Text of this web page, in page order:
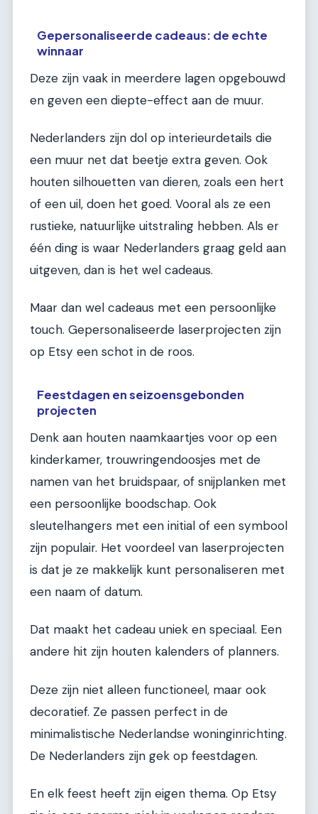
Gepersonaliseerde cadeaus: de echte
winnaar
Deze zijn vaak in meerdere lagen opgebouwd
en geven een diepte-effect aan de muur.
Nederlanders zijn dol op interieurdetails die
een muur net dat beetje extra geven. Ook
houten silhouetten van dieren, zoals een hert
of een uil, doen het goed. Vooral als ze een
rustieke, natuurlijke uitstraling hebben. Als er
één ding is waar Nederlanders graag geld aan
uitgeven, dan is het wel cadeaus.
Maar dan wel cadeaus met een persoonlijke
touch. Gepersonaliseerde laserprojecten zijn
op Etsy een schot in de roos.
Feestdagen en seizoensgebonden
projecten
Denk aan houten naamkaartjes voor op een
kinderkamer, trouwringendoosjes met de
namen van het bruidspaar, of snijplanken met
een persoonlijke boodschap. Ook
sleutelhangers met een initial of een symbool
zijn populair. Het voordeel van laserprojecten
is dat je ze makkelijk kunt personaliseren met
een naam of datum.
Dat maakt het cadeau uniek en speciaal. Een
andere hit zijn houten kalenders of planners.
Deze zijn niet alleen functioneel, maar ook
decoratief. Ze passen perfect in de
minimalistische Nederlandse woninginrichting.
De Nederlanders zijn gek op feestdagen.
En elk feest heeft zijn eigen thema. Op Etsy